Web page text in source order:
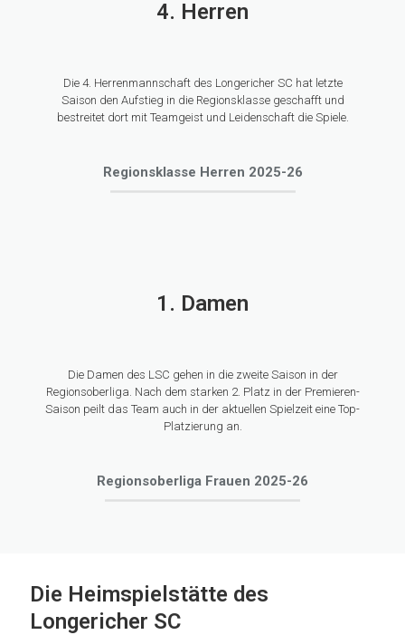
4. Herren
Die 4. Herrenmannschaft des Longericher SC hat letzte
Saison den Aufstieg in die Regionsklasse geschafft und
bestreitet dort mit Teamgeist und Leidenschaft die Spiele.
Regionsklasse Herren 2025-26
1. Damen
Die Damen des LSC gehen in die zweite Saison in der
Regionsoberliga. Nach dem starken 2. Platz in der Premieren-
Saison peilt das Team auch in der aktuellen Spielzeit eine Top-
Platzierung an.
Regionsoberliga Frauen 2025-26
Die Heimspielstätte des
Longericher SC